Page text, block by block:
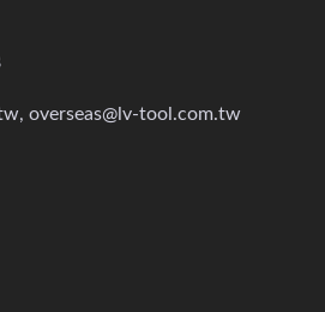
overseas@lv-tool.com.tw